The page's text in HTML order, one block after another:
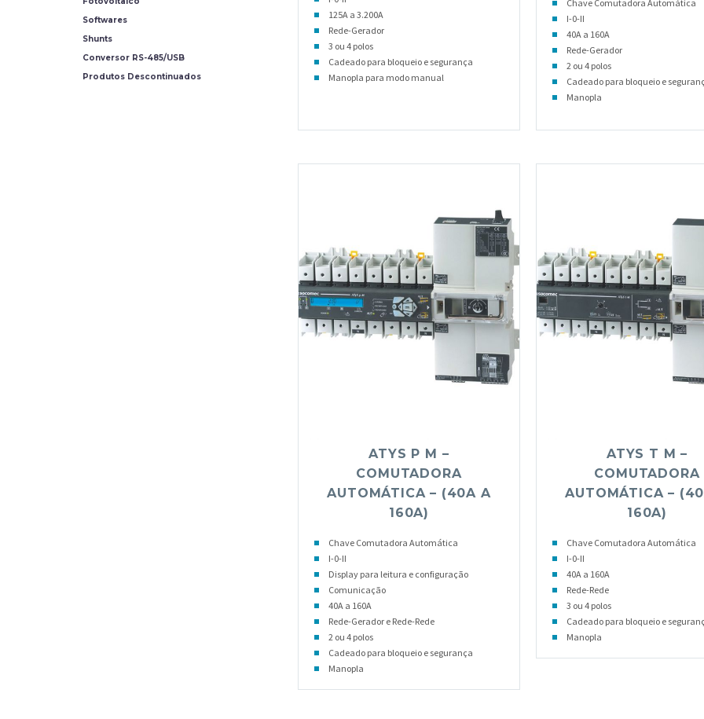
125A a 3.200A
Rede-Gerador
3 ou 4 polos
Cadeado para bloqueio e segurança
Manopla para modo manual
Chave Comutadora Automática
I-0-II
40A a 160A
Rede-Gerador
2 ou 4 polos
Cadeado para bloqueio e
Manopla
ATYS P M –
COMUTADORA
AUTOMÁTICA – (40A A
160A)
Chave Comutadora Automática
I-0-II
Display para leitura e configuração
Comunicação
40A a 160A
Rede-Gerador e Rede-Rede
2 ou 4 polos
Cadeado para bloqueio e segurança
Manopla
ATYS T M –
COMUTADORA
AUTOMÁTICA –
160A)
Chave Comutadora Automática
I-0-II
40A a 160A
Rede-Rede
3 ou 4 polos
Cadeado para bloqueio e
Manopla
Softwares
Shunts
Conversor RS-485/USB
Produtos Descontinuados